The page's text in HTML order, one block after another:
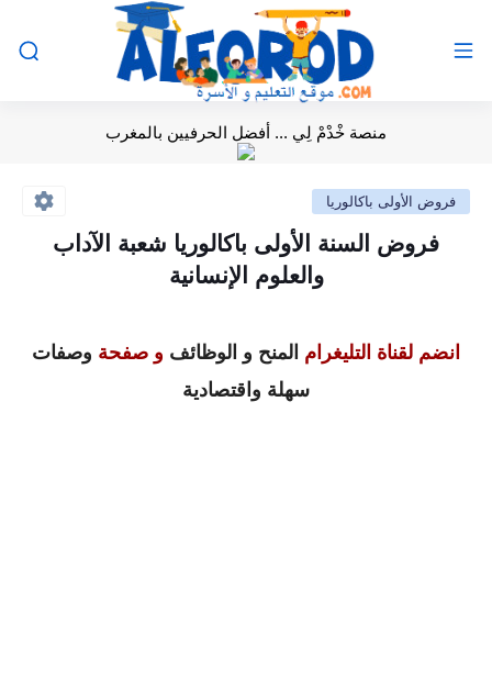
منصة خْدْمْ لِي ... أفضل الحرفيين بالمغرب
فروض الأولى باكالوريا
فروض السنة الأولى باكالوريا شعبة الآداب
والعلوم الإنسانية
انضم لقناة التليغرام المنح و الوظائف و صفحة وصفات
سهلة واقتصادية